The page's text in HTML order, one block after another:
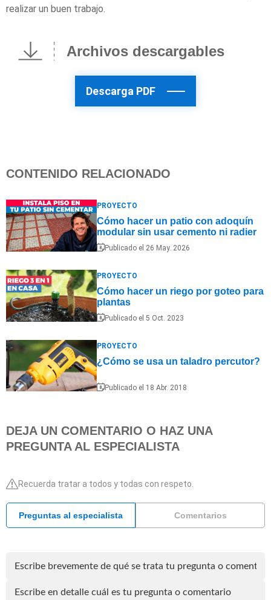
realizar un buen trabajo.
Archivos descargables
Descarga PDF
CONTENIDO RELACIONADO
PROYECTO
Cómo hacer un patio con adoquín
modular sin usar cemento ni radier
Publicado el 26 May. 2026
PROYECTO
Cómo hacer un riego por goteo para
plantas
Publicado el 5 Oct. 2023
PROYECTO
¿Cómo se usa un taladro percutor?
Publicado el 18 Abr. 2018
DEJA UN COMENTARIO O HAZ UNA
PREGUNTA AL ESPECIALISTA
Recuerda tratar a todos y todas con respeto.
Preguntas al especialista Comentarios